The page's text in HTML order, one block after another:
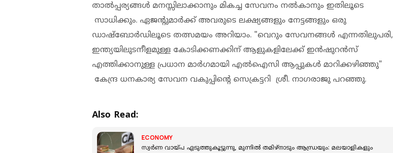
താൽപ്പര്യങ്ങൾ മനസ്സിലാക്കാനും മികച്ച സേവനം നൽകാനും ഇതിലൂടെ
സാധിക്കും. ഏജന്റുമാർക്ക് അവരുടെ ലക്ഷ്യങ്ങളും നേട്ടങ്ങളും ഒരു
ഡാഷ്‌ബോർഡിലൂടെ തത്സമയം അറിയാം. "വെറും സേവനങ്ങൾ എന്നതിലുപരി,
ഇന്ത്യയിലുടനീളമുള്ള കോടിക്കണക്കിന് ആളുകളിലേക്ക് ഇൻഷുറൻസ്
എത്തിക്കാനുള്ള പ്രധാന മാർഗമായി എൽഐസി ആപ്പുകൾ മാറിക്കഴിഞ്ഞു"
കേന്ദ്ര ധനകാര്യ സേവന വകുപ്പിന്റെ സെക്രട്ടറി ശ്രീ. നാഗരാജു പറഞ്ഞു.
Also Read:
ECONOMY
സ്വർണ വായ്പ എടുത്തുകൂട്ടുന്നു, മുന്നില്‍ തമിഴ്നാടും ആന്ധ്രയും: മലയാളികളും